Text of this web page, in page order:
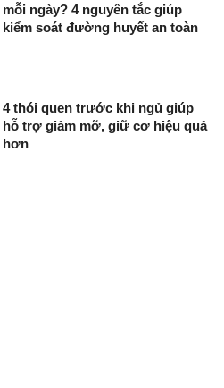
mỗi ngày? 4 nguyên tắc giúp
kiểm soát đường huyết an toàn
4 thói quen trước khi ngủ giúp
hỗ trợ giảm mỡ, giữ cơ hiệu quả
hơn